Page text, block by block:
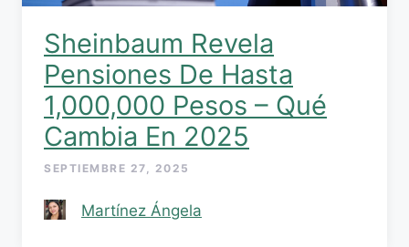
Sheinbaum Revela
Pensiones De Hasta
1,000,000 Pesos – Qué
Cambia En 2025
SEPTIEMBRE 27, 2025
Martínez Ángela